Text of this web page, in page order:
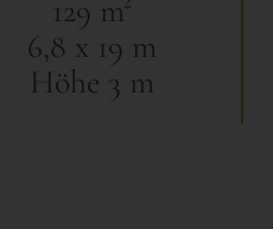
129 m²
6,8 x 19 m
Höhe 3 m